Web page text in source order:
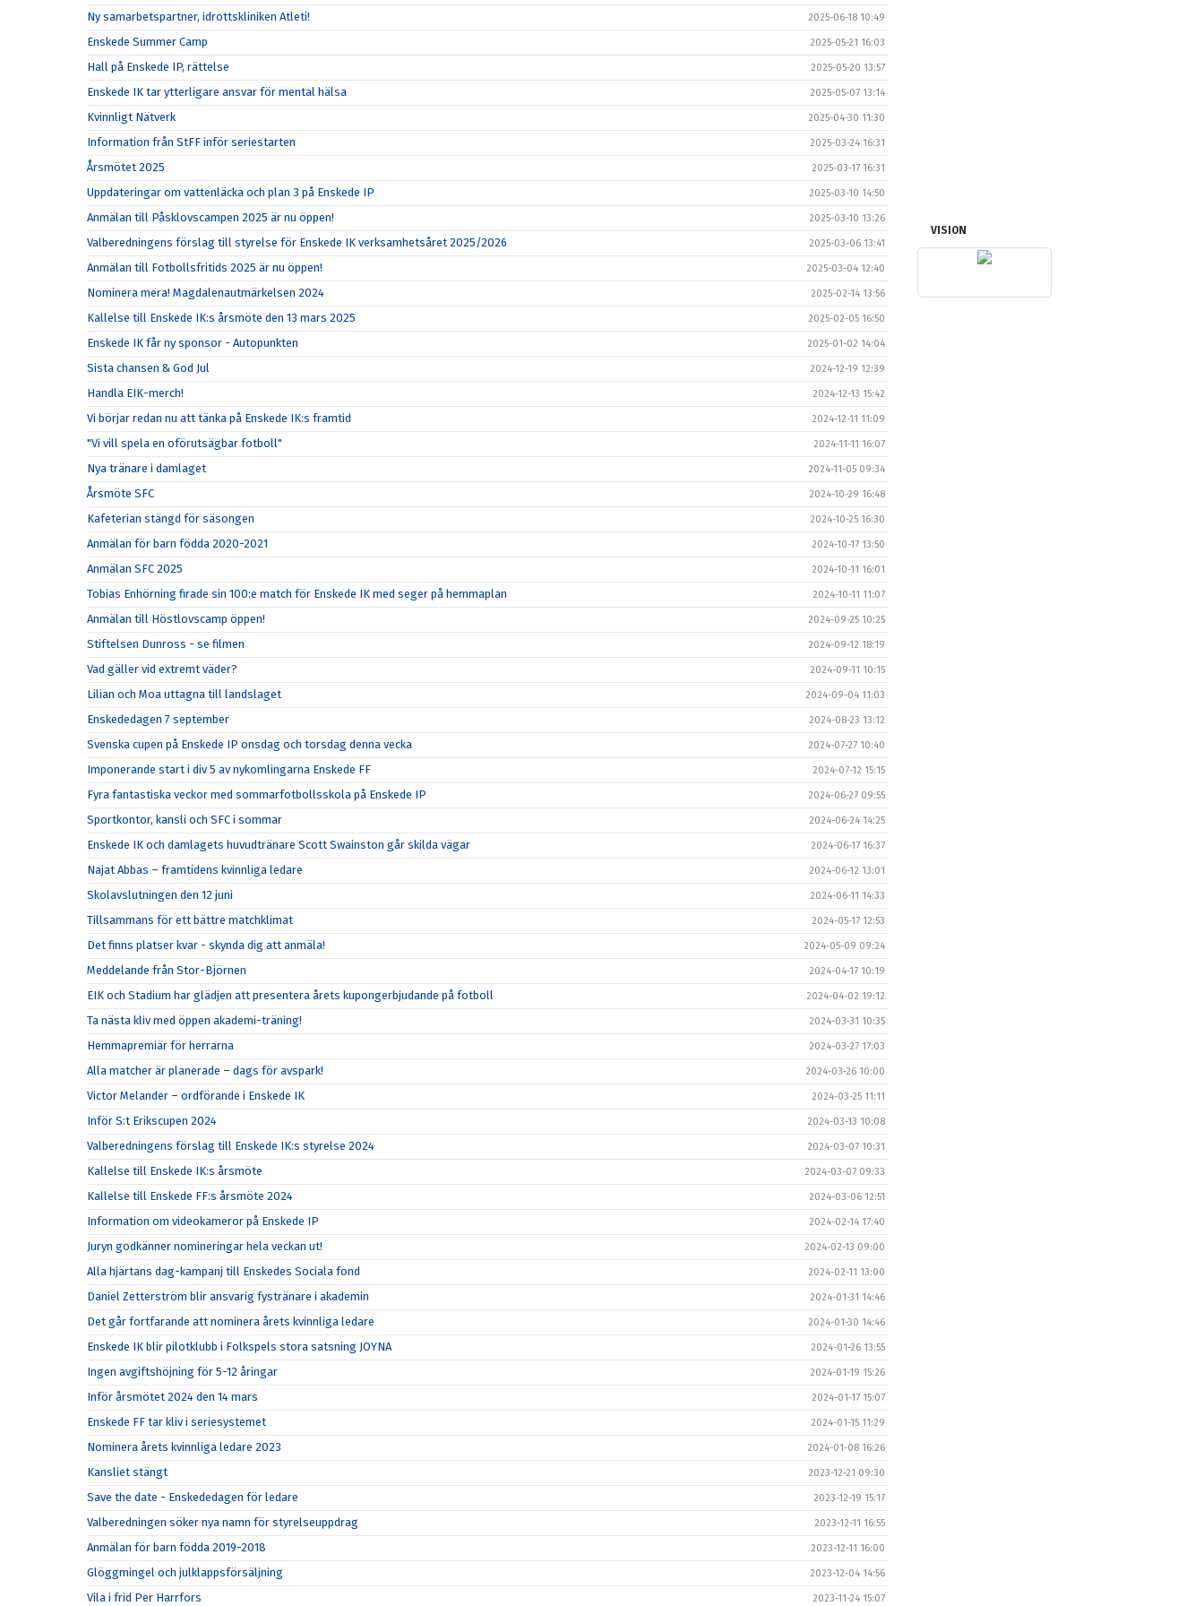
Ny samarbetspartner, idrottskliniken Atleti! 2025-06-18 10:49
Enskede Summer Camp 2025-05-21 16:03
Hall på Enskede IP, rättelse 2025-05-20 13:57
Enskede IK tar ytterligare ansvar för mental hälsa 2025-05-07 13:14
Kvinnligt Nätverk 2025-04-30 11:30
Information från StFF inför seriestarten 2025-03-24 16:31
Årsmötet 2025 2025-03-17 16:31
Uppdateringar om vattenläcka och plan 3 på Enskede IP 2025-03-10 14:50
Anmälan till Påsklovscampen 2025 är nu öppen! 2025-03-10 13:26
Valberedningens förslag till styrelse för Enskede IK verksamhetsåret 2025/2026 2025-03-06 13:41
Anmälan till Fotbollsfritids 2025 är nu öppen! 2025-03-04 12:40
Nominera mera! Magdalenautmärkelsen 2024 2025-02-14 13:56
Kallelse till Enskede IK:s årsmöte den 13 mars 2025 2025-02-05 16:50
Enskede IK får ny sponsor - Autopunkten 2025-01-02 14:04
Sista chansen & God Jul 2024-12-19 12:39
Handla EIK-merch! 2024-12-13 15:42
Vi börjar redan nu att tänka på Enskede IK:s framtid 2024-12-11 11:09
"Vi vill spela en oförutsägbar fotboll" 2024-11-11 16:07
Nya tränare i damlaget 2024-11-05 09:34
Årsmöte SFC 2024-10-29 16:48
Kafeterian stängd för säsongen 2024-10-25 16:30
Anmälan för barn födda 2020-2021 2024-10-17 13:50
Anmälan SFC 2025 2024-10-11 16:01
Tobias Enhörning firade sin 100:e match för Enskede IK med seger på hemmaplan 2024-10-11 11:07
Anmälan till Höstlovscamp öppen! 2024-09-25 10:25
Stiftelsen Dunross - se filmen 2024-09-12 18:19
Vad gäller vid extremt väder? 2024-09-11 10:15
Lilian och Moa uttagna till landslaget 2024-09-04 11:03
Enskededagen 7 september 2024-08-23 13:12
Svenska cupen på Enskede IP onsdag och torsdag denna vecka 2024-07-27 10:40
Imponerande start i div 5 av nykomlingarna Enskede FF 2024-07-12 15:15
Fyra fantastiska veckor med sommarfotbollsskola på Enskede IP 2024-06-27 09:55
Sportkontor, kansli och SFC i sommar 2024-06-24 14:25
Enskede IK och damlagets huvudtränare Scott Swainston går skilda vägar 2024-06-17 16:37
Najat Abbas – framtidens kvinnliga ledare 2024-06-12 13:01
Skolavslutningen den 12 juni 2024-06-11 14:33
Tillsammans för ett bättre matchklimat 2024-05-17 12:53
Det finns platser kvar - skynda dig att anmäla! 2024-05-09 09:24
Meddelande från Stor-Björnen 2024-04-17 10:19
EIK och Stadium har glädjen att presentera årets kupongerbjudande på fotboll 2024-04-02 19:12
Ta nästa kliv med öppen akademi-träning! 2024-03-31 10:35
Hemmapremiär för herrarna 2024-03-27 17:03
Alla matcher är planerade – dags för avspark! 2024-03-26 10:00
Victor Melander – ordförande i Enskede IK 2024-03-25 11:11
Inför S:t Erikscupen 2024 2024-03-13 10:08
Valberedningens förslag till Enskede IK:s styrelse 2024 2024-03-07 10:31
Kallelse till Enskede IK:s årsmöte 2024-03-07 09:33
Kallelse till Enskede FF:s årsmöte 2024 2024-03-06 12:51
Information om videokameror på Enskede IP 2024-02-14 17:40
Juryn godkänner nomineringar hela veckan ut! 2024-02-13 09:00
Alla hjärtans dag-kampanj till Enskedes Sociala fond 2024-02-11 13:00
Daniel Zetterström blir ansvarig fystränare i akademin 2024-01-31 14:46
Det går fortfarande att nominera årets kvinnliga ledare 2024-01-30 14:46
Enskede IK blir pilotklubb i Folkspels stora satsning JOYNA 2024-01-26 13:55
Ingen avgiftshöjning för 5-12 åringar 2024-01-19 15:26
Inför årsmötet 2024 den 14 mars 2024-01-17 15:07
Enskede FF tar kliv i seriesystemet 2024-01-15 11:29
Nominera årets kvinnliga ledare 2023 2024-01-08 16:26
Kansliet stängt 2023-12-21 09:30
Save the date - Enskededagen för ledare 2023-12-19 15:17
Valberedningen söker nya namn för styrelseuppdrag 2023-12-11 16:55
Anmälan för barn födda 2019-2018 2023-12-11 16:00
Glöggmingel och julklappsförsäljning 2023-12-04 14:56
Vila i frid Per Harrfors 2023-11-24 15:07
VISION